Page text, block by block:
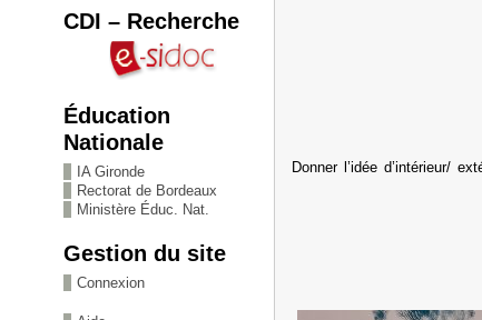
CDI – Recherche
Éducation
Nationale
IA Gironde
Rectorat de Bordeaux
Ministère Éduc. Nat.
Gestion du site
Connexion
Donner l’idée d’intérieur/